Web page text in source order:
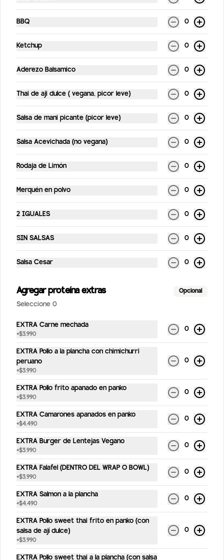
PAPAS FRITAS RUSTICAS
Papas rústicas picadas en gajo con piel
$3.990
Kombuchas
Bebida probiótica hecha a partir de té
Kombucha hibiscos frambuesa
Bebida probiótica hecha a partir de té
orgánico fermentado. Sabor hibiscos
Kombucha original
Bebida probiótica hecha a partir de té
Jugos
Jugo de Manzana Pera AMA
BBQ 0
Ketchup 0
Aderezo Balsamico 0
Thai de aji dulce ( vegana, picor leve) 0
Salsa de mani picante (picor leve) 0
Salsa Acevichada (no vegana) 0
Rodaja de Limón 0
Merquén en polvo 0
2 IGUALES 0
SIN SALSAS 0
Salsa Cesar 0
Agregar proteína extras Opcional
Seleccione 0
EXTRA Carne mechada
+$3.990
0
EXTRA Pollo a la plancha con chimichurri
peruano
+$3.990
0
EXTRA Pollo frito apanado en panko
+$3.990
0
EXTRA Camarones apanados en panko
+$4.490
0
EXTRA Burger de Lentejas Vegano
+$3.990
0
EXTRA Falafel (DENTRO DEL WRAP O BOWL)
+$3.990
0
EXTRA Salmon a la plancha
+$4.490
0
EXTRA Pollo sweet thai frito en panko (con
salsa de ají dulce)
+$3.990
0
EXTRA Pollo sweet thai a la plancha (con salsa